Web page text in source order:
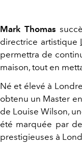
Mark Thomas
directrice artistique
permettra de
maison, tout en
Né et élevé à
obtenu un Master
de Louise Wilson,
été marquée par
prestigieuses à